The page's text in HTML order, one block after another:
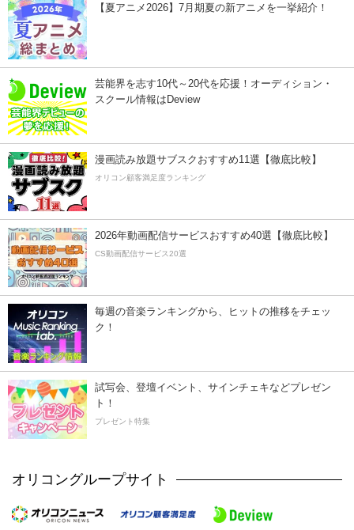
【夏アニメ2026】7月期夏の新アニメを一挙紹介！
芸能界を志す10代～20代を応援！オーディション・
スクール情報はDeview
漫画読み放題サブスクおすすめ11選【徹底比較】
オリコン顧客満足度ランキング
2026年動画配信サービスおすすめ40選【徹底比較】
CS動画配信サービス20選
毎週の音楽ランキングから、ヒットの推移をチェッ
ク！
試写会、登壇イベント、サインチェキなどプレゼン
ト！
プレゼント特集
オリコングループサイト